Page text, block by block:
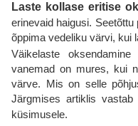
Laste kollase eritise
erinevaid haigusi.
õppima vedeliku värvi, kui
Väikelaste
vanemad on mures, kui
värve. Mis on selle
Järgmises artiklis vastab
küsimusele.